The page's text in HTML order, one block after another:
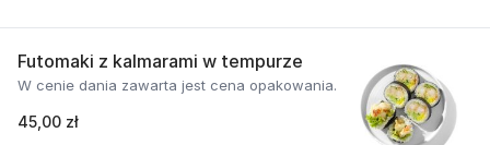
Futomaki z kalmarami w tempurze
W cenie dania zawarta jest cena opakowania.
45,00 zł